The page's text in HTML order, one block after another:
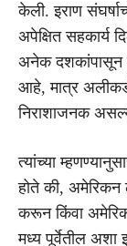
केली. इराण
अपेक्षित सहकार्य
अनेक दशकांपासून
आहे, मात्र
निराशाजनक
त्यांच्या
होते की, अमेरिकन
करून किंवा
मध्य पूर्वेतील अशा